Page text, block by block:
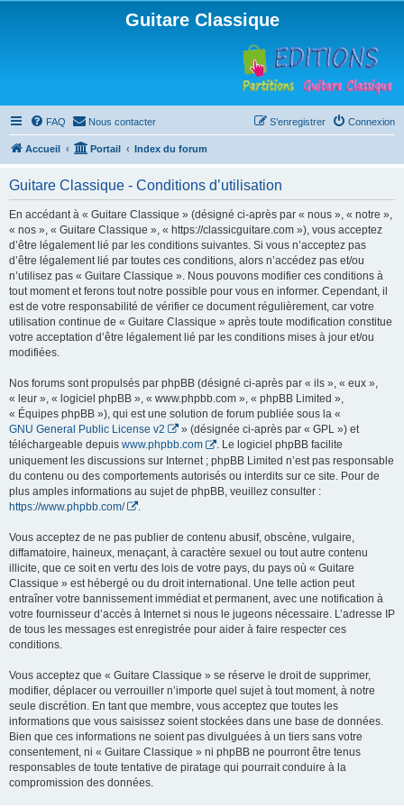
Guitare Classique
FAQ Nous contacter Connexion
S’enregistrer
Accueil Portail Index du forum
Guitare Classique - Conditions d’utilisation
En accédant à « Guitare Classique » (désigné ci-après par « nous », « notre »,
« nos », « Guitare Classique », « https://classicguitare.com »), vous acceptez
d’être légalement lié par les conditions suivantes. Si vous n’acceptez pas
d’être légalement lié par toutes ces conditions, alors n’accédez pas et/ou
n’utilisez pas « Guitare Classique ». Nous pouvons modifier ces conditions à
tout moment et ferons tout notre possible pour vous en informer. Cependant, il
est de votre responsabilité de vérifier ce document régulièrement, car votre
utilisation continue de « Guitare Classique » après toute modification constitue
votre acceptation d’être légalement lié par les conditions mises à jour et/ou
modifiées.
Nos forums sont propulsés par phpBB (désigné ci-après par « ils », « eux »,
« leur », « logiciel phpBB », « www.phpbb.com », « phpBB Limited »,
« Équipes phpBB »), qui est une solution de forum publiée sous la «
GNU General Public License v2
» (désignée ci-après par « GPL ») et
téléchargeable depuis www.phpbb.com
. Le logiciel phpBB facilite
uniquement les discussions sur Internet ; phpBB Limited n’est pas responsable
du contenu ou des comportements autorisés ou interdits sur ce site. Pour de
plus amples informations au sujet de phpBB, veuillez consulter :
https://www.phpbb.com/
Vous acceptez de ne pas publier de contenu abusif, obscène, vulgaire,
diffamatoire, haineux, menaçant, à caractère sexuel ou tout autre contenu
illicite, que ce soit en vertu des lois de votre pays, du pays où « Guitare
Classique » est hébergé ou du droit international. Une telle action peut
entraîner votre bannissement immédiat et permanent, avec une notification à
votre fournisseur d’accès à Internet si nous le jugeons nécessaire. L’adresse IP
de tous les messages est enregistrée pour aider à faire respecter ces
conditions.
Vous acceptez que « Guitare Classique » se réserve le droit de supprimer,
modifier, déplacer ou verrouiller n’importe quel sujet à tout moment, à notre
seule discrétion. En tant que membre, vous acceptez que toutes les
informations que vous saisissez soient stockées dans une base de données.
Bien que ces informations ne soient pas divulguées à un tiers sans votre
consentement, ni « Guitare Classique » ni phpBB ne pourront être tenus
responsables de toute tentative de piratage qui pourrait conduire à la
compromission des données.